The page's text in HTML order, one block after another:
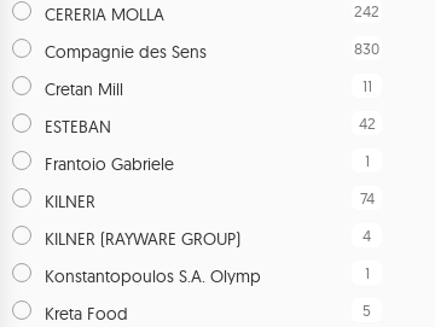
CERERIA MOLLA 242
Compagnie des Sens 830
Cretan Mill 11
ESTEBAN 42
Frantoio Gabriele 1
KILNER 74
KILNER (RAYWARE GROUP) 4
Konstantopoulos S.A. Olymp 1
Kreta Food 5